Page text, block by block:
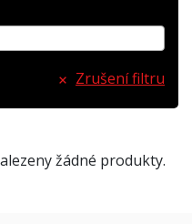
Zrušení filtru
žádné produkty.